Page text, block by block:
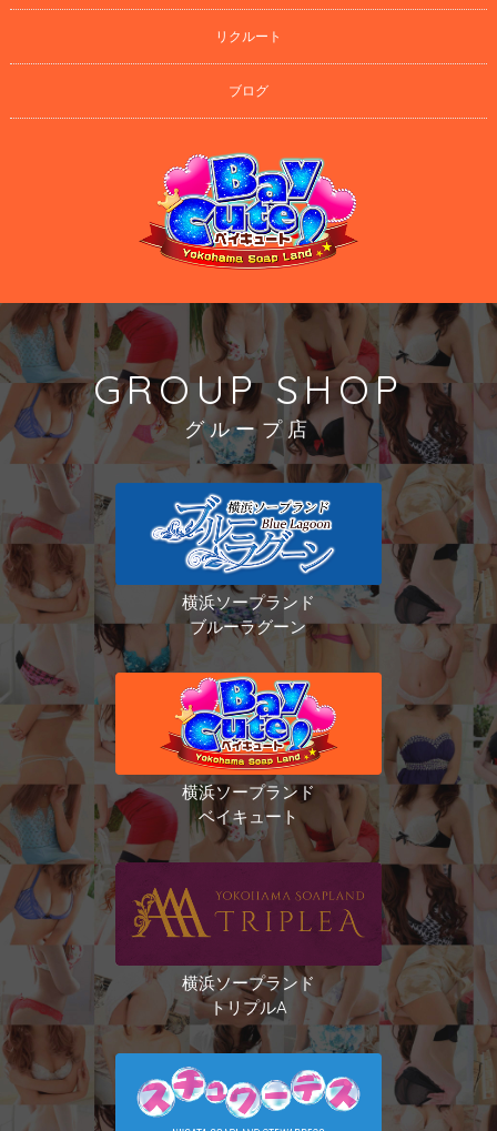
リクルート
ブログ
GROUP SHOP
グループ店
横浜ソープランド
ブルーラグーン
横浜ソープランド
ベイキュート
横浜ソープランド
トリプルA